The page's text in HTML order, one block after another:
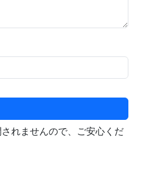
れませんので、ご安心くだ